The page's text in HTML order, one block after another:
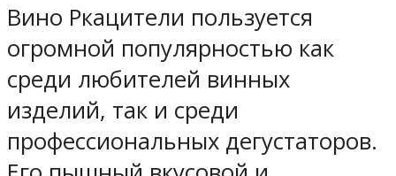
Вино Ркацители пользуется
огромной популярностью как
среди любителей винных
изделий, так и среди
профессиональных дегустаторов.